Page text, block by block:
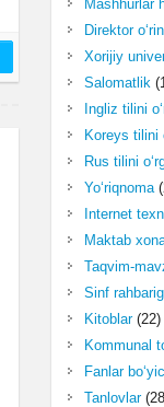
Mashhurlar
Direktor
Xorijiy
Salomatlik
Ingliz tilini
Koreys tilini
Rus tilini
Yo‘riqnoma
Internet
Maktab
Taqvim-
Sinf
Kitoblar(22)
Kommunal
Fanlar
Tanlovlar